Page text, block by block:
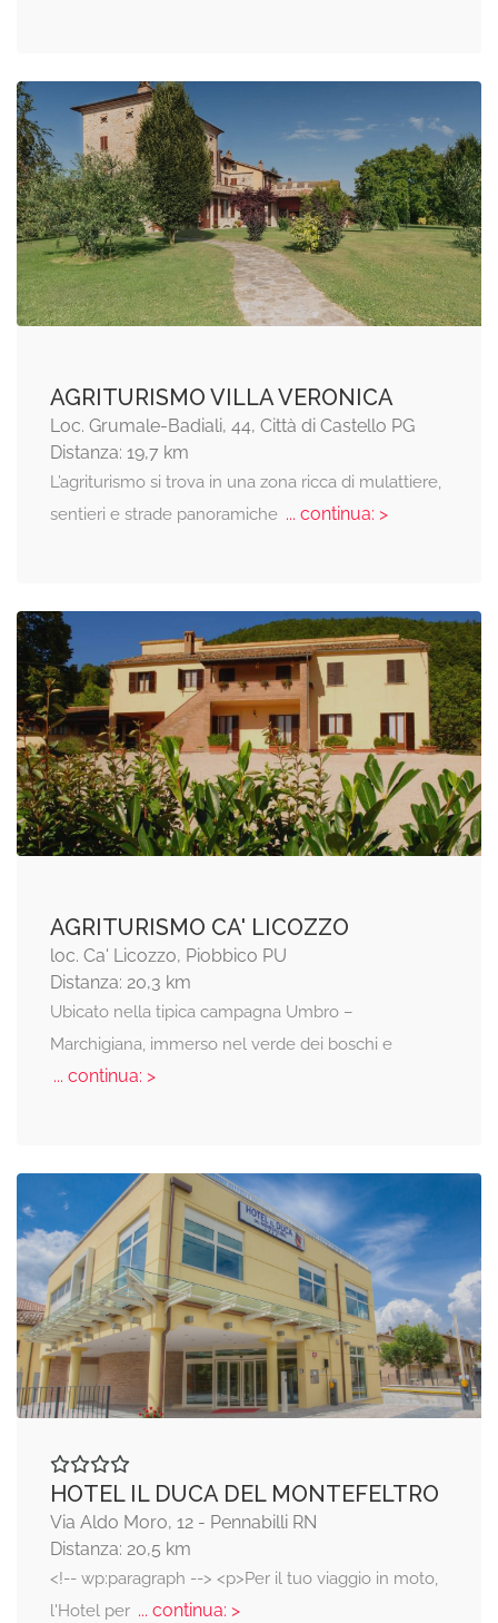
AGRITURISMO VILLA VERONICA
Loc. Grumale-Badiali, 44, Città di Castello PG
Distanza: 19,7 km
L’agriturismo si trova in una zona ricca di mulattiere,
sentieri e strade panoramiche... continua: >
AGRITURISMO CA' LICOZZO
loc. Ca' Licozzo, Piobbico PU
Distanza: 20,3 km
Ubicato nella tipica campagna Umbro –
Marchigiana, immerso nel verde dei boschi e
... continua: >
HOTEL IL DUCA DEL MONTEFELTRO
Via Aldo Moro, 12 - Pennabilli RN
Distanza: 20,5 km
<!-- wp:paragraph --> <p>Per il tuo viaggio in moto,
l'Hotel per... continua: >